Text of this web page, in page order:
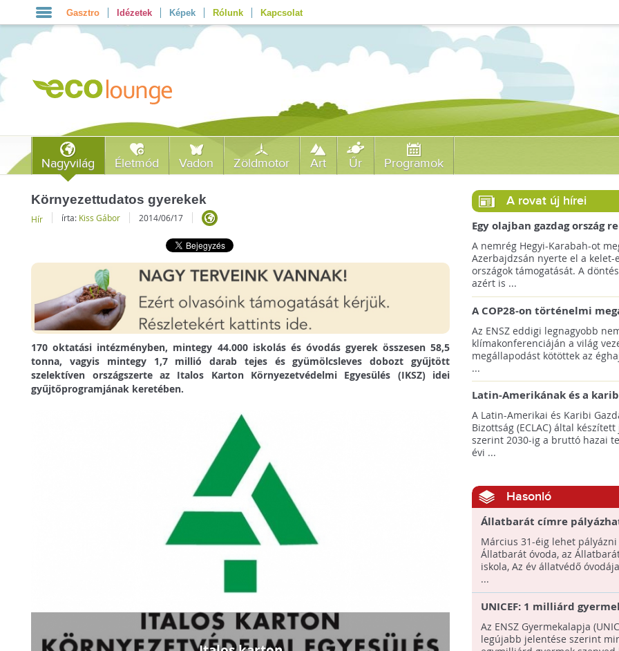
Gasztro Idézetek Képek Rólunk Kapcsolat
Nagyvilág Életmód Vadon Zöldmotor Art Űr Programok
Környezettudatos gyerekek
Hír írta: Kiss Gábor 2014/06/17
170 oktatási intézményben, mintegy 44.000 iskolás és óvodás gyerek összesen 58,5
tonna, vagyis mintegy 1,7 millió darab tejes és gyümölcsleves dobozt gyűjtött
szelektíven országszerte az Italos Karton Környezetvédelmi Egyesülés (IKSZ) idei
gyűjtőprogramjának keretében.
A rovat új hírei
Egy olajban gazdag ország
jövőre a COP29 klímacsúcsot
A nemrég Hegyi-Karabah-ot
Azerbajdzsán nyerte el a kelet-
országok támogatását. A
azért is ...
A COP28-on történelmi
született! - Összefoglaló az
klímacsúcsáról
Az ENSZ eddigi legnagyobb
klímakonferenciáján a világ
megállapodást kötöttek az
...
Latin-Amerikának és a
térségnek növelniük kell
az éghajlatvédelmi célok
A Latin-Amerikai és Karibi
Bizottság (ECLAC) által
szerint 2030-ig a bruttó hazai
évi ...
Hasonló
Állatbarát címre
tanintézmények
Március 31-éig lehet pályázni
Állatbarát óvoda, az
iskola, Az év állatvédő
...
UNICEF: 1 milliárd
veszélyeztet a
Az ENSZ Gyermekalapja
legújabb jelentése szerint